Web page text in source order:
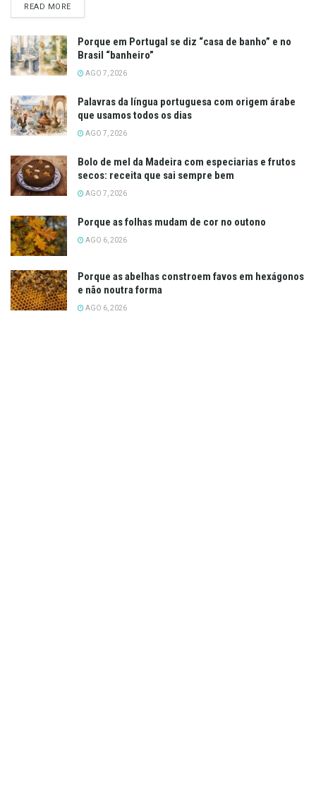
READ MOREDETAILS
Porque em Portugal se diz “casa de banho” e no
Brasil “banheiro”
AGO 7, 2026
Palavras da língua portuguesa com origem árabe
que usamos todos os dias
AGO 7, 2026
Bolo de mel da Madeira com especiarias e frutos
secos: receita que sai sempre bem
AGO 7, 2026
Porque as folhas mudam de cor no outono
AGO 6, 2026
Porque as abelhas constroem favos em hexágonos
e não noutra forma
AGO 6, 2026